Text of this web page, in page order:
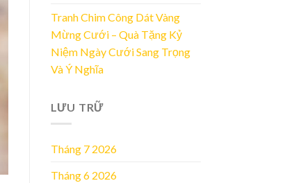
Tranh Chim Công Dát Vàng
Mừng Cưới – Quà Tặng Kỷ
Niệm Ngày Cưới Sang Trọng
Và Ý Nghĩa
LƯU TRỮ
Tháng 7 2026
Tháng 6 2026